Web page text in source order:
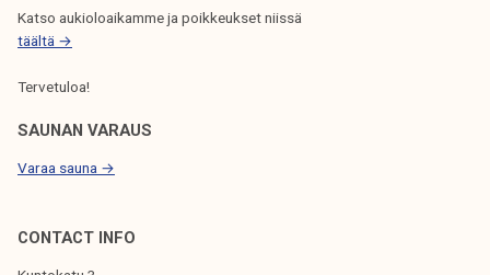
A
U
S
Katso aukioloaikamme ja poikkeukset niissä
täältä →
Tervetuloa!
SAUNAN VARAUS
Varaa sauna →
CONTACT INFO